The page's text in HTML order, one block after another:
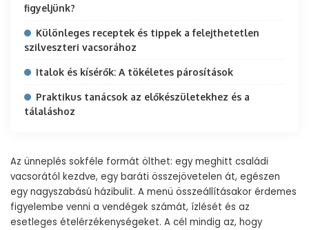
figyeljünk?
Különleges receptek és tippek a felejthetetlen
szilveszteri vacsorához
Italok és kísérők: A tökéletes párosítások
Praktikus tanácsok az előkészületekhez és a
tálaláshoz
Az ünneplés sokféle formát ölthet: egy meghitt családi
vacsorától kezdve, egy baráti összejövetelen át, egészen
egy nagyszabású házibulit. A menü összeállításakor érdemes
figyelembe venni a vendégek számát, ízlését és az
esetleges ételérzékenységeket. A cél mindig az, hogy